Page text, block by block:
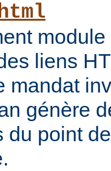
liens
mandat
génère
du point